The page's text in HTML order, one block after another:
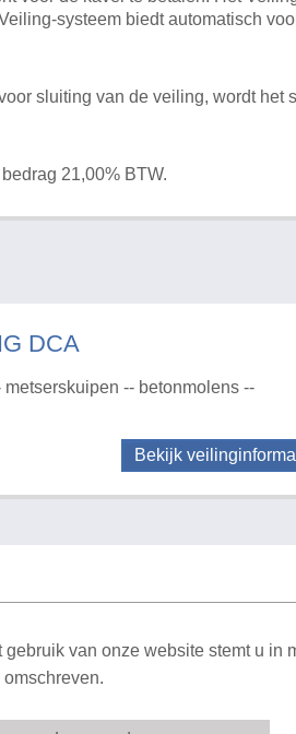
systeem biedt automatisch
sluiting van de veiling, wordt het
21,00% BTW.
DCA
-- betonmolens --
Bekijk
van onze website stemt u in